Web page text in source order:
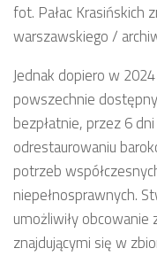
fot. Pałac Krasińskich
warszawskiego /
Jednak dopiero w
powszechnie
bezpłatnie, przez 6
odrestaurowaniu
potrzeb
niepełnosprawnych.
umożliwiły
znajdującymi się w